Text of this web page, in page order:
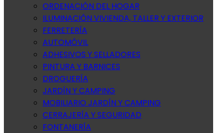
ORDENACIÓN DEL HOGAR
ILUMINACIÓN VIVIENDA, TALLER Y EXTERIOR
FERRETERÍA
AUTOMÓVIL
ADHESIVOS Y SELLADORES
PINTURA Y BARNICES
DROGUERÍA
JARDÍN Y CAMPING
MOBILIARIO JARDÍN Y CAMPING
CERRAJERÍA Y SEGURIDAD
FONTANERÍA